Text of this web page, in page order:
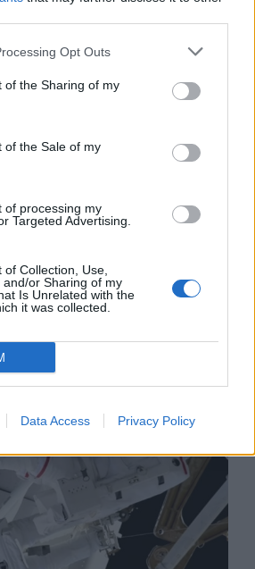
Opt Outs
of the Sharing of my
of the Sale of my
of processing my
Targeted Advertising.
Collection, Use,
and/or Sharing of my
Is Unrelated with the
it was collected.
Data Access Privacy Policy
за сладолед в
за първи път
вируси